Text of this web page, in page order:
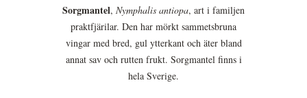
Sorgmantel, Nymphalis antiopa, art i familjen
praktfjärilar. Den har mörkt sammetsbruna
vingar med bred, gul ytterkant och äter bland
annat sav och rutten frukt. Sorgmantel finns i
hela Sverige.